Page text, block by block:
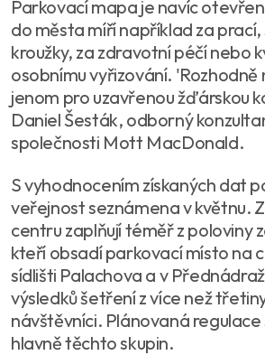
Parkovací mapa je navíc
do města míří například za prací,
kroužky, za zdravotní péčí nebo
osobnímu vyřizování. 'Rozhodně
jenom pro uzavřenou žďárskou
Daniel Šesták, odborný
společnosti Mott MacDonald.
S vyhodnocením získaných dat
veřejnost seznámena v květnu.
centru zaplňují téměř z poloviny
kteří obsadí parkovací místo na
sídlišti Palachova a v
výsledků šetření z více než
návštěvníci. Plánovaná
hlavně těchto skupin.